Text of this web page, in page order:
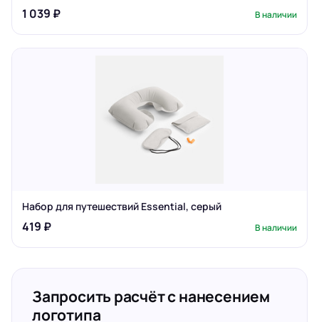
1 039 ₽ В наличии
Набор для путешествий Essential, серый
419 ₽ В наличии
Запросить расчёт с нанесением
логотипа